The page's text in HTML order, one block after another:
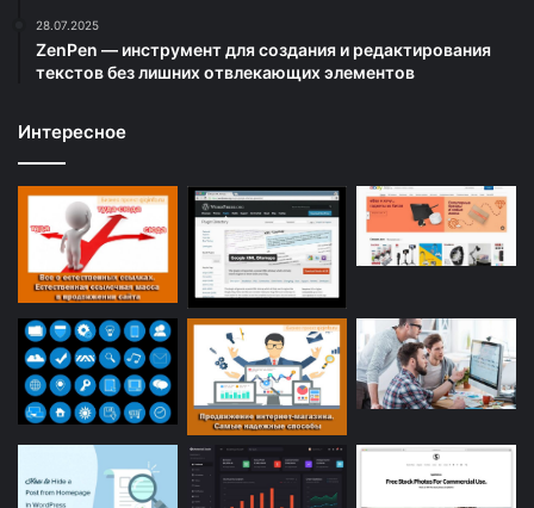
28.07.2025
ZenPen — инструмент для создания и редактирования
текстов без лишних отвлекающих элементов
Интересное